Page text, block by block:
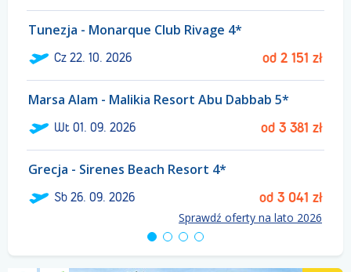
Tunezja - Monarque Club Rivage 4*
Cz22. 10. 2026 od 2 151 zł
Marsa Alam - Malikia Resort Abu Dabbab 5*
Wt01. 09. 2026 od 3 381 zł
Grecja - Sirenes Beach Resort 4*
Sb26. 09. 2026 od 3 041 zł
Sprawdź oferty na lato 2026